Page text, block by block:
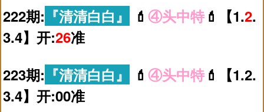
222期: 『清清白白』 💄 ④头中特💄【1.2.
3.4】开:26准
223期: 『清清白白』 💄 ④头中特💄【1.2.
3.4】开:00准
💬 连接中...